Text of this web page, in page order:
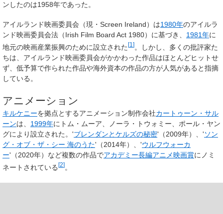
ンしたのは1958年であった。
アイルランド映画委員会（現・ Screen Ireland）は1980年のアイルラ
ンド映画委員会法（Irish Film Board Act 1980）に基づき、 1981年に
地元の映画産業振興のために設立された[1 ]。しかし、多くの批評家た
ちは、アイルランド映画委員会がかかわった作品はほとんどヒットせ
ず、低予算で作られた作品や海外資本の作品の方が人気があると指摘
している。
アニメーション
キルケニーを拠点とするアニメーション制作会社カートゥーン・サル
ーンは、 1999年にトム・ムーア、ノーラ・トウォミー、ポール・ヤン
グにより設立された。'ブレンダンとケルズの秘密'（2009年）、'ソン
グ・オブ・ザ・シー 海のうた'（2014年）、'ウルフウォーカ
ー'（2020年）など複数の作品でアカデミー長編アニメ映画賞にノミ
ネートされている [2] 。